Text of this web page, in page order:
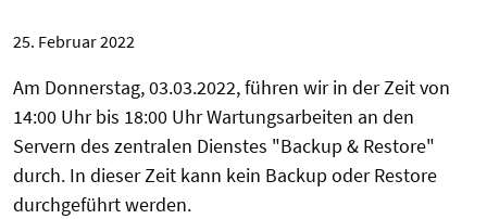
25. Februar 2022
Am Donnerstag, 03.03.2022, führen wir in der Zeit von
14:00 Uhr bis 18:00 Uhr Wartungsarbeiten an den
Servern des zentralen Dienstes "Backup & Restore"
durch. In dieser Zeit kann kein Backup oder Restore
durchgeführt werden.